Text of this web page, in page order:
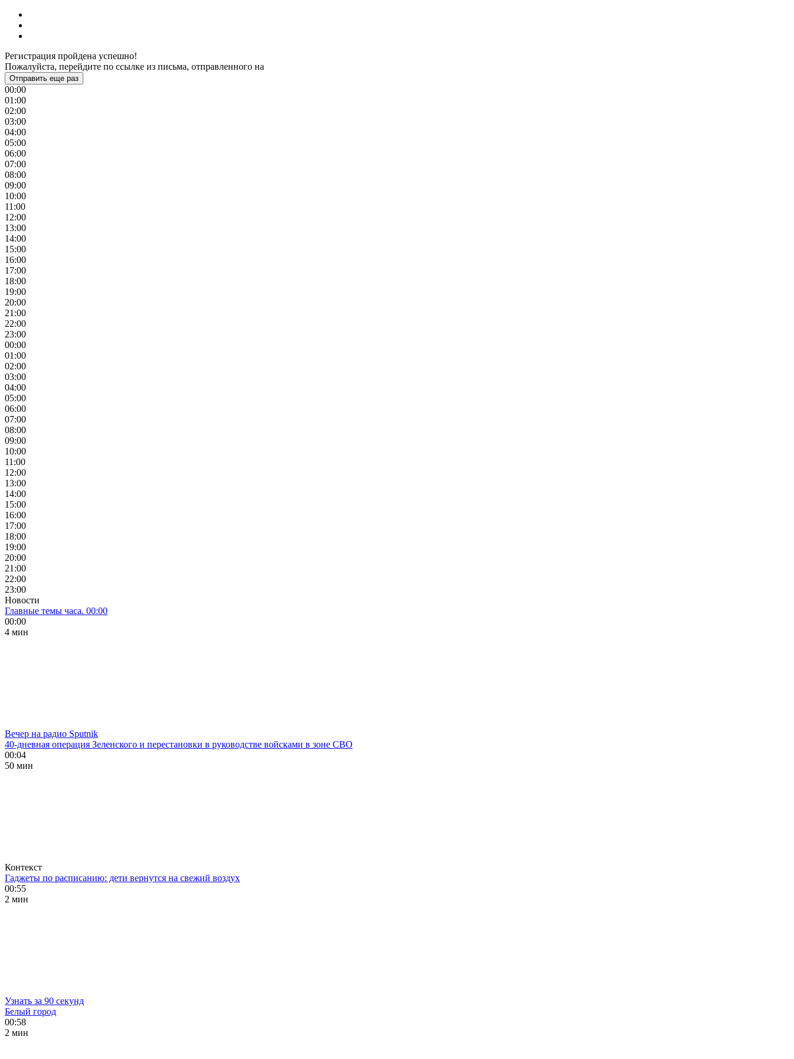
Регистрация пройдена успешно!
Пожалуйста, перейдите по ссылке из письма, отправленного на
Отправить еще раз
00:00
01:00
02:00
03:00
04:00
05:00
06:00
07:00
08:00
09:00
10:00
11:00
12:00
13:00
14:00
15:00
16:00
17:00
18:00
19:00
20:00
21:00
22:00
23:00
00:00
01:00
02:00
03:00
04:00
05:00
06:00
07:00
08:00
09:00
10:00
11:00
12:00
13:00
14:00
15:00
16:00
17:00
18:00
19:00
20:00
21:00
22:00
23:00
Новости
Главные темы часа. 00:00
00:00
4 мин
Вечер на радио Sputnik
40-дневная операция Зеленского и перестановки в руководстве войсками в зоне СВО
00:04
50 мин
Контекст
Гаджеты по расписанию: дети вернутся на свежий воздух
00:55
2 мин
Узнать за 90 секунд
Белый город
00:58
2 мин